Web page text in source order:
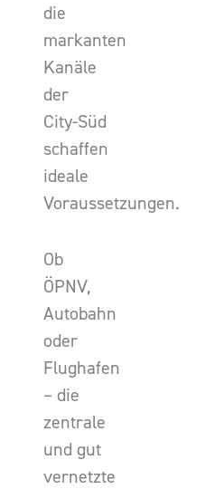
die
markanten
Kanäle
der
City-Süd
schaffen
ideale
Voraussetzungen.
Ob
ÖPNV,
Autobahn
oder
Flughafen
– die
zentrale
und gut
vernetzte